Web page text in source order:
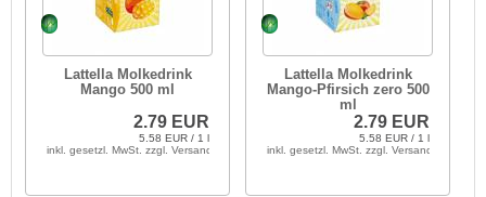
Lattella Molkedrink
Mango 500 ml
2.79 EUR
5.58 EUR / 1 l
inkl. gesetzl. MwSt. zzgl. Versandkosten
Lattella Molkedrink
Mango-Pfirsich zero 500
ml
2.79 EUR
5.58 EUR / 1 l
inkl. gesetzl. MwSt. zzgl. Versandkosten